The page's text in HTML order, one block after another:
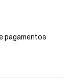
pagamentos